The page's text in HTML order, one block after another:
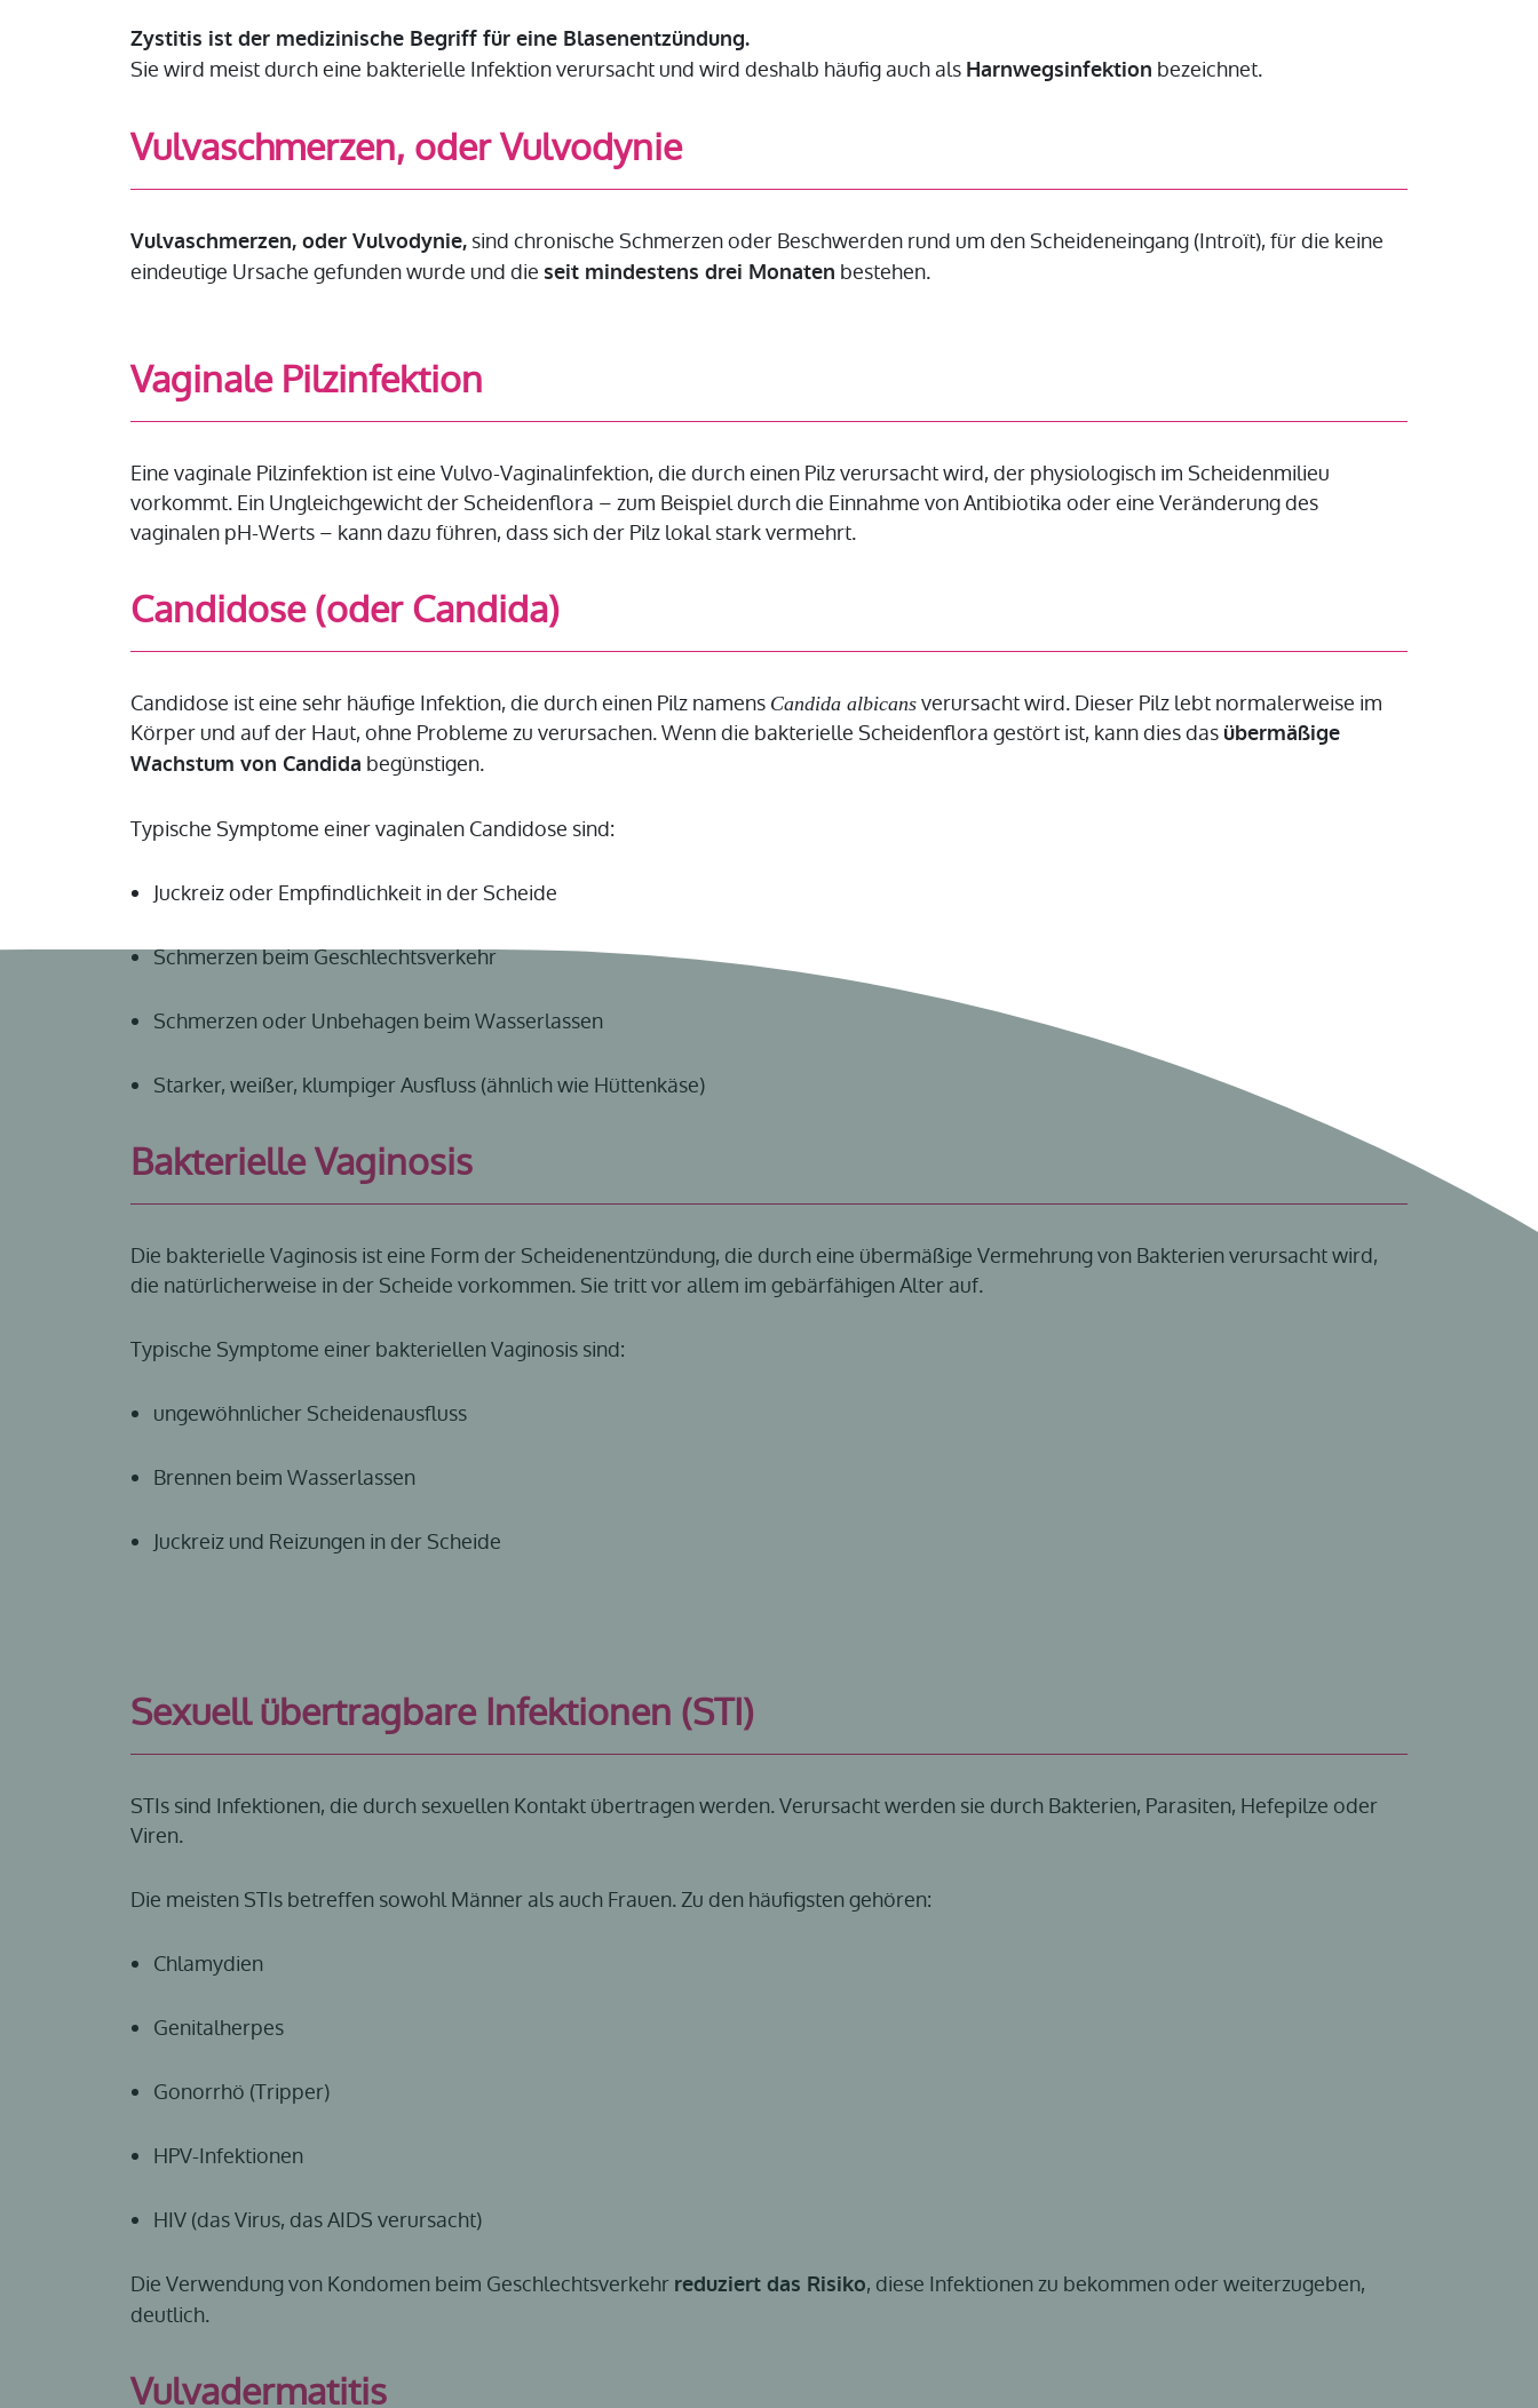
Zystitis ist der medizinische Begriff für eine Blasenentzündung.
Sie wird meist durch eine bakterielle Infektion verursacht und wird deshalb häufig auch als Harnwegsinfektion bezeichnet.
Vulvaschmerzen, oder Vulvodynie
Vulvaschmerzen, oder Vulvodynie, sind chronische Schmerzen oder Beschwerden rund um den Scheideneingang (Introït), für die keine
eindeutige Ursache gefunden wurde und die seit mindestens drei Monaten bestehen.
Vaginale Pilzinfektion
Eine vaginale Pilzinfektion ist eine Vulvo-Vaginalinfektion, die durch einen Pilz verursacht wird, der physiologisch im Scheidenmilieu
vorkommt. Ein Ungleichgewicht der Scheidenflora – zum Beispiel durch die Einnahme von Antibiotika oder eine Veränderung des
vaginalen pH-Werts – kann dazu führen, dass sich der Pilz lokal stark vermehrt.
Candidose (oder Candida)
Candidose ist eine sehr häufige Infektion, die durch einen Pilz namens Candida albicans verursacht wird. Dieser Pilz lebt normalerweise im
Körper und auf der Haut, ohne Probleme zu verursachen. Wenn die bakterielle Scheidenflora gestört ist, kann dies das übermäßige
Wachstum von Candida begünstigen.
Typische Symptome einer vaginalen Candidose sind:
Juckreiz oder Empfindlichkeit in der Scheide
Schmerzen beim Geschlechtsverkehr
Schmerzen oder Unbehagen beim Wasserlassen
Starker, weißer, klumpiger Ausfluss (ähnlich wie Hüttenkäse)
Bakterielle Vaginosis
Die bakterielle Vaginosis ist eine Form der Scheidenentzündung, die durch eine übermäßige Vermehrung von Bakterien verursacht wird,
die natürlicherweise in der Scheide vorkommen. Sie tritt vor allem im gebärfähigen Alter auf.
Typische Symptome einer bakteriellen Vaginosis sind:
ungewöhnlicher Scheidenausfluss
Brennen beim Wasserlassen
Juckreiz und Reizungen in der Scheide
Sexuell übertragbare Infektionen (STI)
STIs sind Infektionen, die durch sexuellen Kontakt übertragen werden. Verursacht werden sie durch Bakterien, Parasiten, Hefepilze oder
Viren.
Die meisten STIs betreffen sowohl Männer als auch Frauen. Zu den häufigsten gehören:
Chlamydien
Genitalherpes
Gonorrhö (Tripper)
HPV-Infektionen
HIV (das Virus, das AIDS verursacht)
Die Verwendung von Kondomen beim Geschlechtsverkehr reduziert das Risiko, diese Infektionen zu bekommen oder weiterzugeben,
deutlich.
Vulvadermatitis